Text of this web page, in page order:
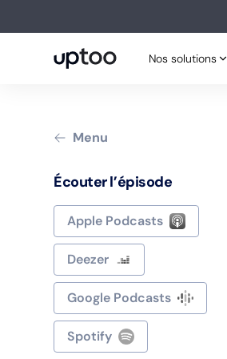
Nos solutions
Nos solutions
Menu
Écouter l’épisode
Apple Podcasts
Deezer
Google Podcasts
Spotify